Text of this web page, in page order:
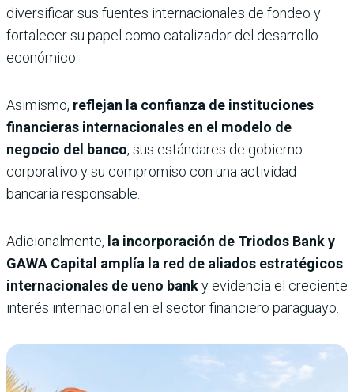
diversificar sus fuentes internacionales de fondeo y
fortalecer su papel como catalizador del desarrollo
económico.
Asimismo, reflejan la confianza de instituciones
financieras internacionales en el modelo de
negocio del banco, sus estándares de gobierno
corporativo y su compromiso con una actividad
bancaria responsable.
Adicionalmente, la incorporación de Triodos Bank y
GAWA Capital amplía la red de aliados estratégicos
internacionales de ueno banky evidencia el creciente
interés internacional en el sector financiero paraguayo.